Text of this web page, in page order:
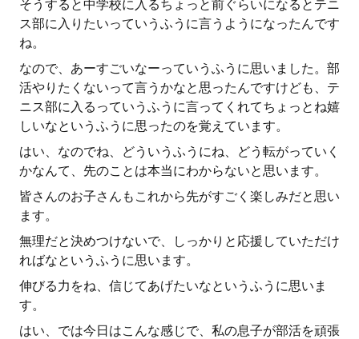
そうすると中学校に入るちょっと前ぐらいになるとテニ
ス部に入りたいっていうふうに言うようになったんです
ね。
なので、あーすごいなーっていうふうに思いました。部
活やりたくないって言うかなと思ったんですけども、テ
ニス部に入るっていうふうに言ってくれてちょっとね嬉
しいなというふうに思ったのを覚えています。
はい、なのでね、どういうふうにね、どう転がっていく
かなんて、先のことは本当にわからないと思います。
皆さんのお子さんもこれから先がすごく楽しみだと思い
ます。
無理だと決めつけないで、しっかりと応援していただけ
ればなというふうに思います。
伸びる力をね、信じてあげたいなというふうに思いま
す。
はい、では今日はこんな感じで、私の息子が部活を頑張